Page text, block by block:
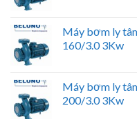
Máy bơm ly
160/3.0 3Kw
Máy bơm ly
200/3.0 3Kw